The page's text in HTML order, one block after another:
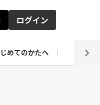
ログイン
めてのかたへ 編集